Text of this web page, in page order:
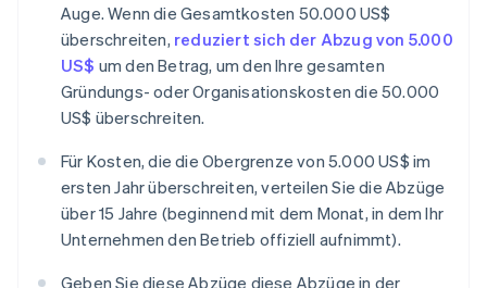
Auge. Wenn die Gesamtkosten 50.000 US$
überschreiten, reduziert sich der Abzug von 5.000
US$ um den Betrag, um den Ihre gesamten
Gründungs- oder Organisationskosten die 50.000
US$ überschreiten.
Für Kosten, die die Obergrenze von 5.000 US$ im
ersten Jahr überschreiten, verteilen Sie die Abzüge
über 15 Jahre (beginnend mit dem Monat, in dem Ihr
Unternehmen den Betrieb offiziell aufnimmt).
Geben Sie diese Abzüge diese Abzüge in der